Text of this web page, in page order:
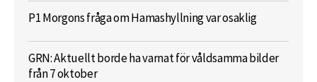
P1 Morgons fråga om Hamashyllning var osaklig
GRN: Aktuellt borde ha varnat för våldsamma bilder
från 7 oktober